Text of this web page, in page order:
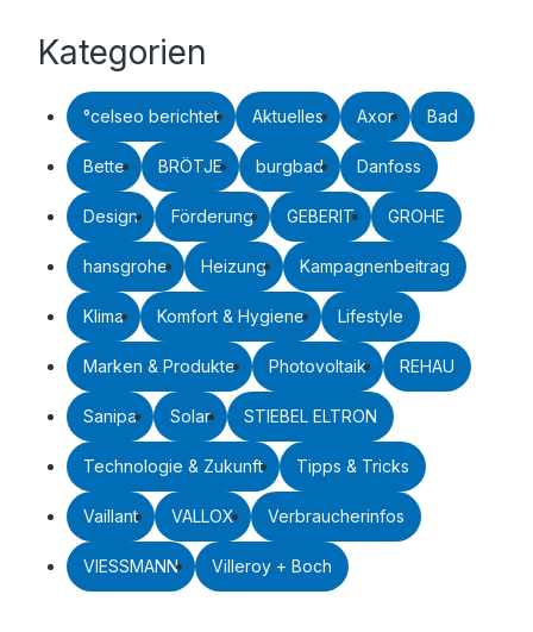
Kategorien
°celseo berichtet Aktuelles Axor Bad
Bette BRÖTJE burgbad Danfoss
Design Förderung GEBERIT GROHE
hansgrohe Heizung Kampagnenbeitrag
Klima Komfort & Hygiene Lifestyle
Marken & Produkte Photovoltaik REHAU
Sanipa Solar STIEBEL ELTRON
Technologie & Zukunft Tipps & Tricks
Vaillant VALLOX Verbraucherinfos
VIESSMANN Villeroy + Boch